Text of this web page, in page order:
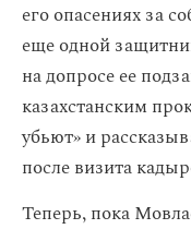
его опасениях за
еще одной
на допросе ее
казахстанским
убьют» и
после визита
Теперь, пока